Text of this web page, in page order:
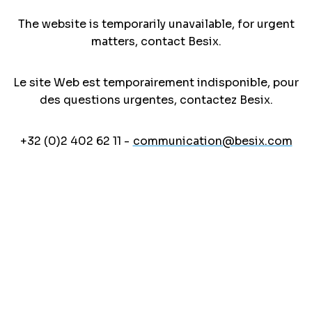
The website is temporarily unavailable, for urgent
matters, contact Besix.
Le site Web est temporairement indisponible, pour
des questions urgentes, contactez Besix.
+32 (0)2 402 62 11 - communication@besix.com